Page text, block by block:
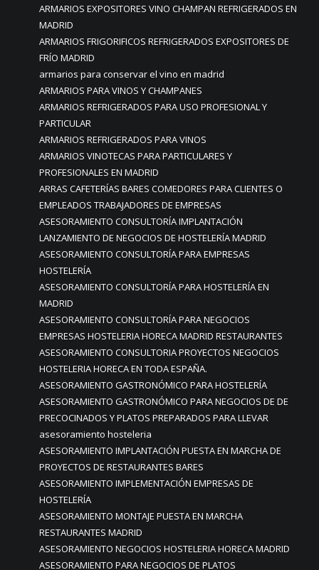
ARMARIOS EXPOSITORES VINO CHAMPAN REFRIGERADOS EN
MADRID
ARMARIOS FRIGORIFICOS REFRIGERADOS EXPOSITORES DE
FRÍO MADRID
armarios para conservar el vino en madrid
ARMARIOS PARA VINOS Y CHAMPANES
ARMARIOS REFRIGERADOS PARA USO PROFESIONAL Y
PARTICULAR
ARMARIOS REFRIGERADOS PARA VINOS
ARMARIOS VINOTECAS PARA PARTICULARES Y
PROFESIONALES EN MADRID
ARRAS CAFETERÍAS BARES COMEDORES PARA CLIENTES O
EMPLEADOS TRABAJADORES DE EMPRESAS
ASESORAMIENTO CONSULTORÍA IMPLANTACIÓN
LANZAMIENTO DE NEGOCIOS DE HOSTELERÍA MADRID
ASESORAMIENTO CONSULTORÍA PARA EMPRESAS
HOSTELERÍA
ASESORAMIENTO CONSULTORÍA PARA HOSTELERÍA EN
MADRID
ASESORAMIENTO CONSULTORÍA PARA NEGOCIOS
EMPRESAS HOSTELERIA HORECA MADRID RESTAURANTES
ASESORAMIENTO CONSULTORIA PROYECTOS NEGOCIOS
HOSTELERIA HORECA EN TODA ESPAÑA.
ASESORAMIENTO GASTRONÓMICO PARA HOSTELERÍA
ASESORAMIENTO GASTRONÓMICO PARA NEGOCIOS DE DE
PRECOCINADOS Y PLATOS PREPARADOS PARA LLEVAR
asesoramiento hosteleria
ASESORAMIENTO IMPLANTACIÓN PUESTA EN MARCHA DE
PROYECTOS DE RESTAURANTES BARES
ASESORAMIENTO IMPLEMENTACIÓN EMPRESAS DE
HOSTELERÍA
ASESORAMIENTO MONTAJE PUESTA EN MARCHA
RESTAURANTES MADRID
ASESORAMIENTO NEGOCIOS HOSTELERIA HORECA MADRID
ASESORAMIENTO PARA NEGOCIOS DE PLATOS